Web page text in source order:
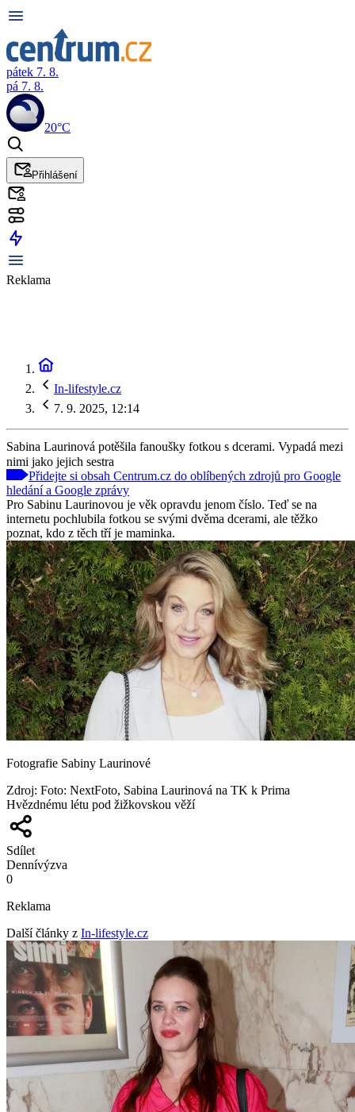
pátek 7. 8.
pá 7. 8.
20°C
Přihlášení
Reklama
In-lifestyle.cz
7. 9. 2025, 12:14
Sabina Laurinová potěšila fanoušky fotkou s dcerami. Vypadá mezi
nimi jako jejich sestra
Přidejte si obsah Centrum.cz do oblíbených zdrojů pro Google
hledání a Google zprávy
Pro Sabinu Laurinovou je věk opravdu jenom číslo. Teď se na
internetu pochlubila fotkou se svými dvěma dcerami, ale těžko
poznat, kdo z těch tří je maminka.
Fotografie Sabiny Laurinové
Zdroj: Foto: NextFoto, Sabina Laurinová na TK k Prima
Hvězdnému létu pod žižkovskou věží
Sdílet
Dennívýzva
0
Reklama
Další články z In-lifestyle.cz